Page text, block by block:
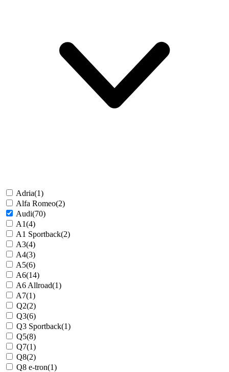
Adria(1)
Alfa Romeo(2)
Audi(70)
A1(4)
A1 Sportback(2)
A3(4)
A4(3)
A5(6)
A6(14)
A6 Allroad(1)
A7(1)
Q2(2)
Q3(6)
Q3 Sportback(1)
Q5(8)
Q7(1)
Q8(2)
Q8 e-tron(1)